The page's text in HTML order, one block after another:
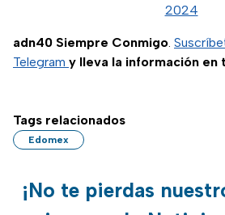
2024
adn40 Siempre Conmigo.
Telegram y lleva la información en
Tags relacionados
Edomex
¡No te pierdas